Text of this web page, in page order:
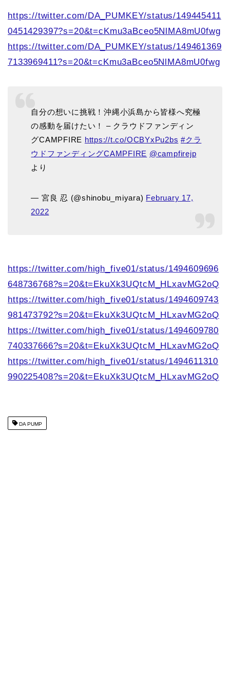
https://twitter.com/DA_PUMKEY/status/149445411
0451429397?s=20&t=cKmu3aBceo5NlMA8mU0fwg
https://twitter.com/DA_PUMKEY/status/149461369
7133969411?s=20&t=cKmu3aBceo5NlMA8mU0fwg
自分の想いに挑戦！沖縄小浜島から皆様へ究極
の感動を届けたい！ – クラウドファンディン
グCAMPFIRE https://t.co/OCBYxPu2bs #クラ
ウドファンディングCAMPFIRE @campfirejp
より
— 宮良 忍 (@shinobu_miyara) February 17,
2022
https://twitter.com/high_five01/status/1494609696
648736768?s=20&t=EkuXk3UQtcM_HLxavMG2oQ
https://twitter.com/high_five01/status/1494609743
981473792?s=20&t=EkuXk3UQtcM_HLxavMG2oQ
https://twitter.com/high_five01/status/1494609780
740337666?s=20&t=EkuXk3UQtcM_HLxavMG2oQ
https://twitter.com/high_five01/status/1494611310
990225408?s=20&t=EkuXk3UQtcM_HLxavMG2oQ
DA PUMP